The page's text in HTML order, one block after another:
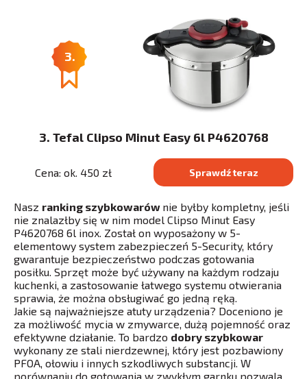
3.
3. Tefal Clipso Minut Easy 6l P4620768
Cena: ok. 450 zł Sprawdź teraz
Nasz ranking szybkowarów nie byłby kompletny, jeśli
nie znalazłby się w nim model Clipso Minut Easy
P4620768 6l inox. Został on wyposażony w 5-
elementowy system zabezpieczeń 5-Security, który
gwarantuje bezpieczeństwo podczas gotowania
posiłku. Sprzęt może być używany na każdym rodzaju
kuchenki, a zastosowanie łatwego systemu otwierania
sprawia, że można obsługiwać go jedną ręką.
Jakie są najważniejsze atuty urządzenia? Doceniono je
za możliwość mycia w zmywarce, dużą pojemność oraz
efektywne działanie. To bardzo dobry szybkowar
wykonany ze stali nierdzewnej, który jest pozbawiony
PFOA, ołowiu i innych szkodliwych substancji. W
porównaniu do gotowania w zwykłym garnku pozwala